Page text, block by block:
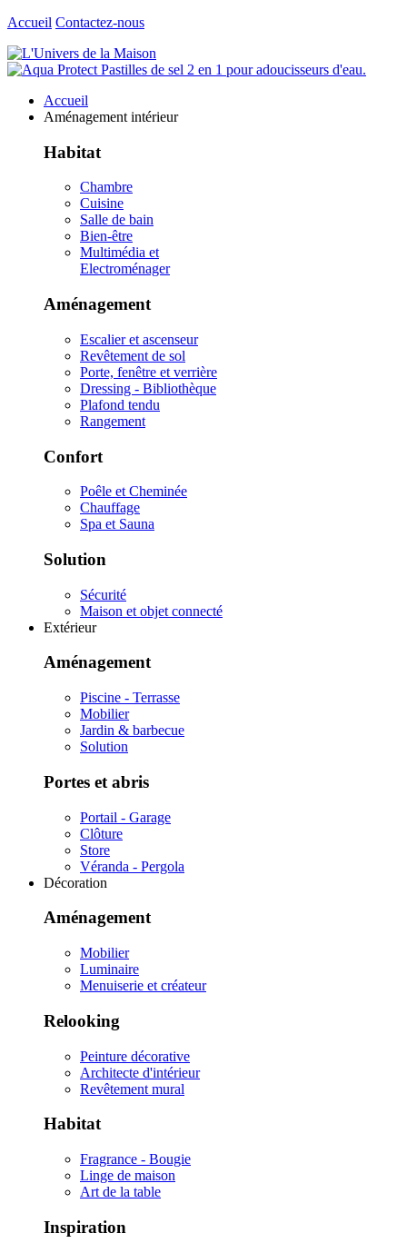
Accueil Contactez-nous
Accueil
Aménagement intérieur
Habitat
Chambre
Cuisine
Salle de bain
Bien-être
Multimédia et
Electroménager
Aménagement
Escalier et ascenseur
Revêtement de sol
Porte, fenêtre et verrière
Dressing - Bibliothèque
Plafond tendu
Rangement
Confort
Poêle et Cheminée
Chauffage
Spa et Sauna
Solution
Sécurité
Maison et objet connecté
Extérieur
Aménagement
Piscine - Terrasse
Mobilier
Jardin & barbecue
Solution
Portes et abris
Portail - Garage
Clôture
Store
Véranda - Pergola
Décoration
Aménagement
Mobilier
Luminaire
Menuiserie et créateur
Relooking
Peinture décorative
Architecte d'intérieur
Revêtement mural
Habitat
Fragrance - Bougie
Linge de maison
Art de la table
Inspiration